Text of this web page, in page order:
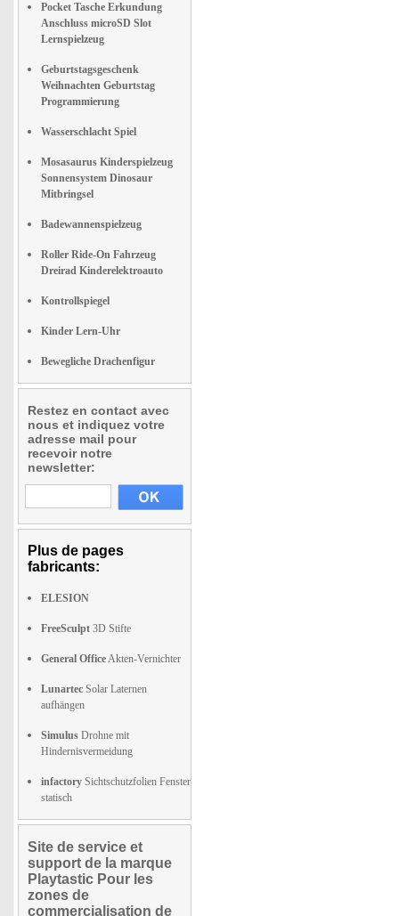
Pocket Tasche Erkundung
Anschluss microSD Slot
Lernspielzeug
Geburtstagsgeschenk
Weihnachten Geburtstag
Programmierung
Wasserschlacht Spiel
Mosasaurus Kinderspielzeug
Sonnensystem Dinosaur
Mitbringsel
Badewannenspielzeug
Roller Ride-On Fahrzeug
Dreirad Kinderelektroauto
Kontrollspiegel
Kinder Lern-Uhr
Bewegliche Drachenfigur
Restez en contact avec
nous et indiquez votre
adresse mail pour
recevoir notre
newsletter:
Plus de pages
fabricants:
ELESION
FreeSculpt 3D Stifte
General OfficeAkten-Vernichter
Lunartec Solar Laternen
aufhängen
Simulus Drohne mit
Hindernisvermeidung
infactory Sichtschutzfolien Fenster
statisch
Site de service et
support de la marque
Playtastic Pour les
zones de
commercialisation de